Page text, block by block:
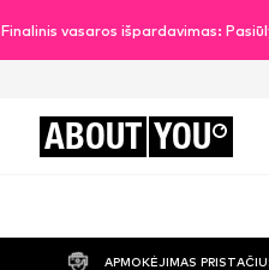
Finalinis vasaros išpardavimas:
ABOUT YOU
APMOKĖJIMAS